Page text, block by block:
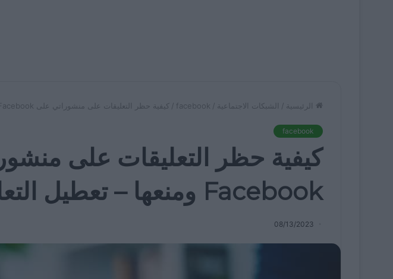
الرئيسية / الشبكات الاجتماعية /
facebook
/ كيفية حظر التعليقات على منشوراتي على Facebook ومنعها – تعطيل التعليقات
facebook
كيفية حظر التعليقات على
Facebook ومنعها – تعطيل التعليقات
08/13/2023